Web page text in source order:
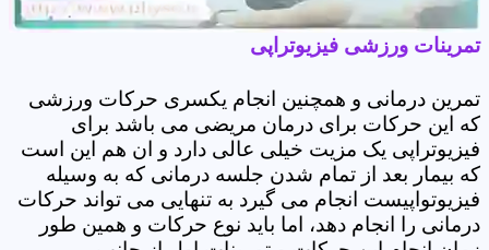
تمرینات ورزشی فیزیوتراپی
تمرین درمانی و همچنین انجام یکسری حرکات ورزشی
که این حرکات برای درمان مریضی می باشد برای
فیزیوتراپی یک مزیت خیلی عالی دارد و ان هم این است
که بیمار بعد از تمام شدن جلسه درمانی که به وسیله
فیزیوتواپیست انجام می گیرد به تنهایی می تواند حرکات
درمانی را انجام دهد، اما باید نوع حرکات و همین طور